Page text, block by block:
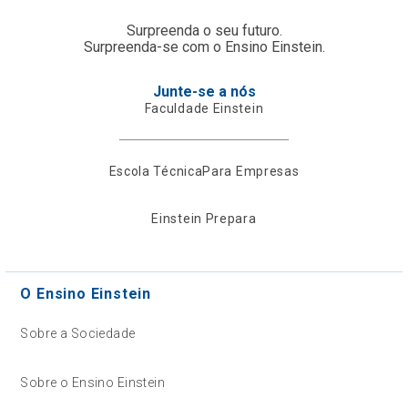
Surpreenda o seu futuro.
Surpreenda-se com o Ensino Einstein.
Junte-se a nós
Faculdade Einstein
Escola TécnicaPara Empresas
Einstein Prepara
O Ensino Einstein
Sobre a Sociedade
Sobre o Ensino Einstein